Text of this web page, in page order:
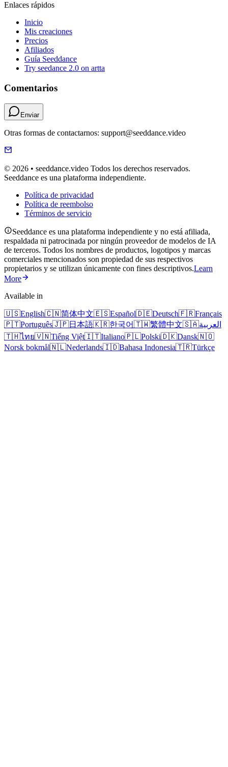
Enlaces rápidos
Inicio
Mis creaciones
Precios
Afiliados
Guía Seeddance
Try seedance 2.0 on artta
Comentarios
Enviar
Otras formas de contactarnos: support@seeddance.video
© 2026 • seeddance.video Todos los derechos reservados.
Seeddance es una plataforma independiente.
Política de privacidad
Política de reembolso
Términos de servicio
Seeddance es una plataforma independiente y no está afiliada,
respaldada ni patrocinada por ningún proveedor de modelos de IA
de terceros. Todos los nombres de productos, logotipos y marcas
comerciales mencionados son propiedad de sus respectivos
propietarios y se utilizan únicamente con fines descriptivos.Learn
More
Available in
🇺🇸English🇨🇳简体中文🇪🇸Español🇩🇪Deutsch🇫🇷Français
🇵🇹Português🇯🇵日本語🇰🇷한국어🇹🇼繁體中文🇸🇦العربية
🇹🇭ไทย🇻🇳Tiếng Việt🇮🇹Italiano🇵🇱Polski🇩🇰Dansk🇳🇴
Norsk bokmål🇳🇱Nederlands🇮🇩Bahasa Indonesia🇹🇷Türkçe